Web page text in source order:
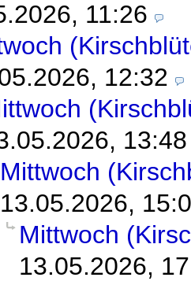
11:26
12:32
13:48
Mittwoch
13.05.2026,
Mittwoch
13.05.2026,